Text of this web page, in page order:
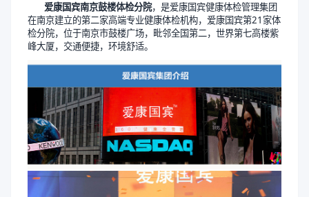
爱康国宾南京鼓楼体检分院，是爱康国宾健康体检管理集团
在南京建立的第二家高端专业健康体检机构，爱康国宾第21家体
检分院，位于南京市鼓楼广场，毗邻全国第二，世界第七高楼紫
峰大厦，交通便捷，环境舒适。